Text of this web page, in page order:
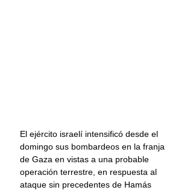
El ejército israelí intensificó desde el
domingo sus bombardeos en la franja
de Gaza en vistas a una probable
operación terrestre, en respuesta al
ataque sin precedentes de Hamás